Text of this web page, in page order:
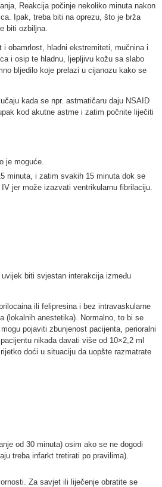
Reakcija počinje nekoliko minuta nakon
Ipak, treba biti na oprezu, što je brža
biti ozbiljna.
obamrlost, hladni ekstremiteti, mučnina i
i osip te hladnu, ljepljivu kožu sa slabo
bljedilo koje prelazi u cijanozu kako se
kada se npr. astmatičaru daju NSAID
kod akutne astme i zatim počnite liječiti
je moguće.
minuta, i zatim svakih 15 minuta dok se
jer može izazvati ventrikularnu fibrilaciju.
biti svjestan interakcija između
ili felipresina i bez intravaskularne
(lokalnih anestetika). Normalno, to bi se
pojaviti zbunjenost pacijenta, perioralni
nikada davati više od 10×2,2 ml
doći u situaciju da uopšte razmatrate
od 30 minuta) osim ako se ne dogodi
treba infarkt tretirati po pravilima).
Za savjet ili liječenje obratite se